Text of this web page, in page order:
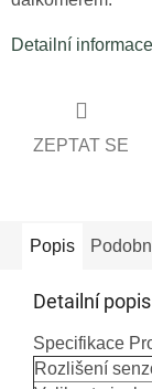
Detailní informace
ZEPTAT SE
Popis
Detailní
Specifikace
Rozlišení